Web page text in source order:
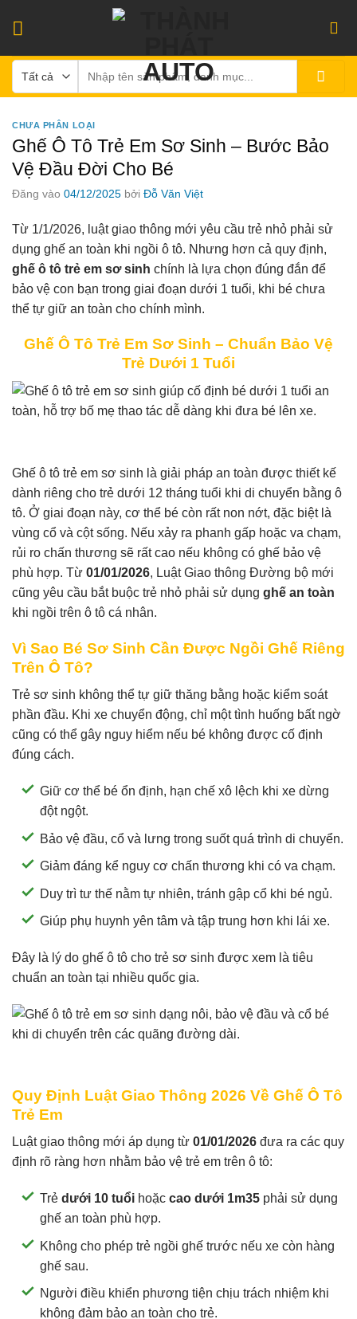
kiếm:
CHƯA PHÂN LOẠI
Ghế Ô Tô Trẻ Em Sơ Sinh – Bước Bảo
Vệ Đầu Đời Cho Bé
Đăng vào 04/12/2025 bởi Đỗ Văn Việt
Từ 1/1/2026, luật giao thông mới yêu cầu trẻ nhỏ phải sử
dụng ghế an toàn khi ngồi ô tô. Nhưng hơn cả quy định,
ghế ô tô trẻ em sơ sinh chính là lựa chọn đúng đắn để
bảo vệ con bạn trong giai đoạn dưới 1 tuổi, khi bé chưa
thể tự giữ an toàn cho chính mình.
Ghế Ô Tô Trẻ Em Sơ Sinh – Chuẩn Bảo Vệ
Trẻ Dưới 1 Tuổi
Ghế ô tô trẻ em sơ sinh là giải pháp an toàn được thiết kế
dành riêng cho trẻ dưới 12 tháng tuổi khi di chuyển bằng ô
tô. Ở giai đoạn này, cơ thể bé còn rất non nớt, đặc biệt là
vùng cổ và cột sống. Nếu xảy ra phanh gấp hoặc va chạm,
rủi ro chấn thương sẽ rất cao nếu không có ghế bảo vệ
phù hợp. Từ 01/01/2026, Luật Giao thông Đường bộ mới
cũng yêu cầu bắt buộc trẻ nhỏ phải sử dụng ghế an toàn
khi ngồi trên ô tô cá nhân.
Vì Sao Bé Sơ Sinh Cần Được Ngồi Ghế Riêng
Trên Ô Tô?
Trẻ sơ sinh không thể tự giữ thăng bằng hoặc kiểm soát
phần đầu. Khi xe chuyển động, chỉ một tình huống bất ngờ
cũng có thể gây nguy hiểm nếu bé không được cố định
đúng cách.
Giữ cơ thể bé ổn định, hạn chế xô lệch khi xe dừng
đột ngột.
Bảo vệ đầu, cổ và lưng trong suốt quá trình di chuyển.
Giảm đáng kể nguy cơ chấn thương khi có va chạm.
Duy trì tư thế nằm tự nhiên, tránh gập cổ khi bé ngủ.
Giúp phụ huynh yên tâm và tập trung hơn khi lái xe.
Đây là lý do ghế ô tô cho trẻ sơ sinh được xem là tiêu
chuẩn an toàn tại nhiều quốc gia.
Quy Định Luật Giao Thông 2026 Về Ghế Ô Tô
Trẻ Em
Luật giao thông mới áp dụng từ 01/01/2026 đưa ra các quy
định rõ ràng hơn nhằm bảo vệ trẻ em trên ô tô:
Trẻ dưới 10 tuổi hoặc cao dưới 1m35 phải sử dụng
ghế an toàn phù hợp.
Không cho phép trẻ ngồi ghế trước nếu xe còn hàng
ghế sau.
Người điều khiển phương tiện chịu trách nhiệm khi
không đảm bảo an toàn cho trẻ.